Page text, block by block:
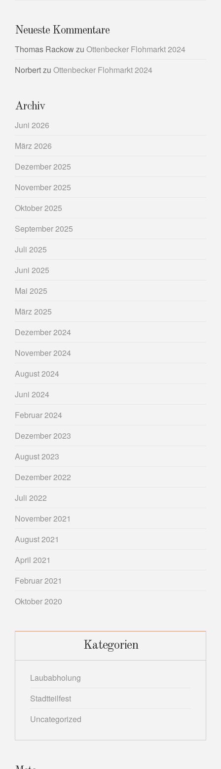
Neueste Kommentare
Thomas Rackowzu Ottenbecker Flohmarkt 2024
Norbertzu Ottenbecker Flohmarkt 2024
Archiv
Juni 2026
März 2026
Dezember 2025
November 2025
Oktober 2025
September 2025
Juli 2025
Juni 2025
Mai 2025
März 2025
Dezember 2024
November 2024
August 2024
Juni 2024
Februar 2024
Dezember 2023
August 2023
Dezember 2022
Juli 2022
November 2021
August 2021
April 2021
Februar 2021
Oktober 2020
Kategorien
Laubabholung
Stadtteilfest
Uncategorized